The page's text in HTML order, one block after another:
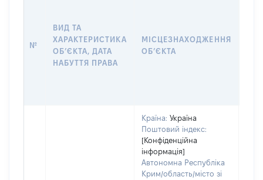
№
ВИД ТА
ХАРАКТЕРИСТИКА
ОБʼЄКТА, ДАТА
НАБУТТЯ ПРАВА
МІСЦЕЗНАХОДЖЕННЯ
ОБʼЄКТА
Країна: Україна
Поштовий індекс:
[Конфіденційна
інформація]
Автономна Республіка
Крим/область/місто зі